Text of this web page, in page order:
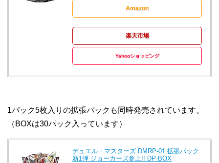
Amazon
楽天市場
Yahooショッピング
1パック5枚入りの拡張パックも同時発売されています。
（BOXは30パック入っています）
デュエル・マスターズ DMRP-01 拡張パック
新1弾 ジョーカーズ参上!! DP-BOX